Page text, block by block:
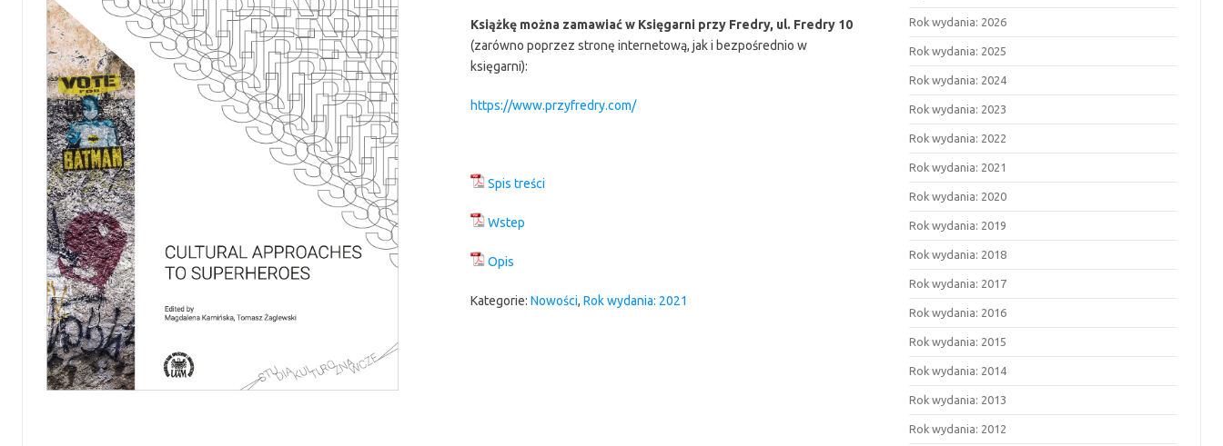
Książkę można zamawiać w Księgarni przy Fredry, ul. Fredry 10
(zarówno poprzez stronę internetową, jak i bezpośrednio w
księgarni):
https://www.przyfredry.com/
Spis treści
Wstep
Opis
Kategorie: Nowości, Rok wydania: 2021
Rok wydania: 2026
Rok wydania: 2025
Rok wydania: 2024
Rok wydania: 2023
Rok wydania: 2022
Rok wydania: 2021
Rok wydania: 2020
Rok wydania: 2019
Rok wydania: 2018
Rok wydania: 2017
Rok wydania: 2016
Rok wydania: 2015
Rok wydania: 2014
Rok wydania: 2013
Rok wydania: 2012